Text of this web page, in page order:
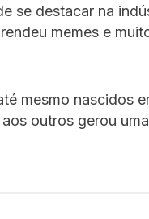
se destacar na
memes e
mesmo nascidos
outros gerou uma